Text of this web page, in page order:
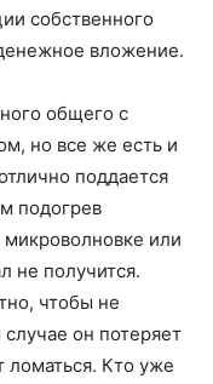
собственного
вложение.
общего с
но все же есть и
поддается
подогрев
микроволновке или
не получится.
чтобы не
он потеряет
ломаться. Кто уже